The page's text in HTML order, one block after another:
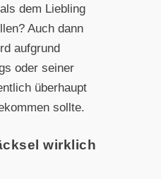
dem Liebling
Auch dann
aufgrund
oder seiner
überhaupt
sollte.
wirklich